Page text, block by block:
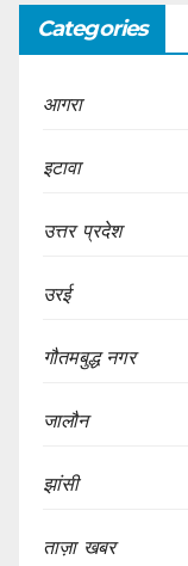
Categories
आगरा
इटावा
उत्तर प्रदेश
उरई
गौतमबुद्ध नगर
जालौन
झांसी
ताज़ा खबर